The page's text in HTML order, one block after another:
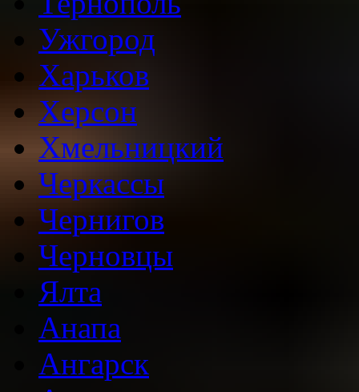
Ужгород
Харьков
Херсон
Хмельницкий
Черкассы
Чернигов
Черновцы
Ялта
Анапа
Ангарск